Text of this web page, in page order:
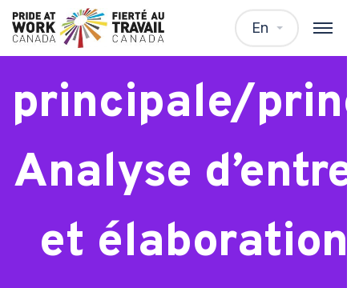
En
Analyste
principale/
Analyse
et élaboration